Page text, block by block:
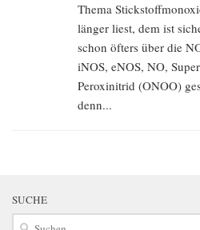
Thema
länger liest, dem ist
schon öfters über die
iNOS, eNOS, NO,
Peroxinitrid (ONOO)
denn...
SUCHE
Suchen